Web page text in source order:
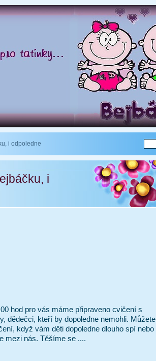
i odpoledne
i
hod pro vás máme připraveno cvičení s
dědečci, kteří by dopoledne nemohli. Můžete
když vám děti dopoledne dlouho spí nebo
mezi nás. Těšíme se ....